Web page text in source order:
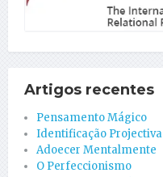
Artigos recentes
Pensamento Mágico
Identificação Projectiva
Adoecer Mentalmente
O Perfeccionismo